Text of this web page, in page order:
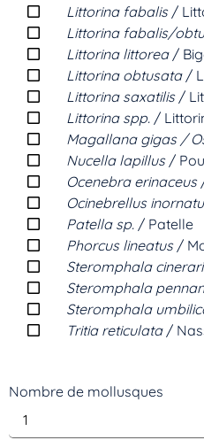
Littorina fabalis/
Littorina fabalis/
Littorina littorea/
Littorina obtusata/
Littorina saxatilis/
Littorina spp. /
Magallana gigas /
Nucella lapillus/
Ocenebra erinaceus/
Ocinebrellus
Patella sp. / Patelle
Phorcus lineatus/
Steromphala
Steromphala
Steromphala
Tritia reticulata/
Nombre de mollusques